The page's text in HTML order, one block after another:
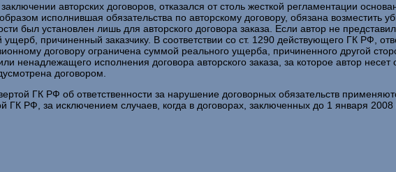
авторских договоров, отказался от столь жесткой регламентации
исполнившая обязательства по авторскому договору, обязана возместить
был установлен лишь для авторского договора заказа. Если автор не
причиненный заказчику. В соответствии со ст. 1290 действующего ГК РФ,
договору ограничена суммой реального ущерба, причиненного другой
ненадлежащего исполнения договора авторского заказа, за которое автор несет
договором.
ГК РФ об ответственности за нарушение договорных обязательств
ГК РФ, за исключением случаев, когда в договорах, заключенных до 1 января 2008